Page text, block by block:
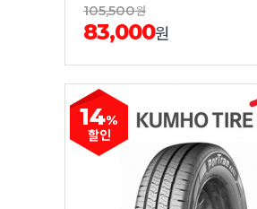
105,500원
83,000원
14%
할인